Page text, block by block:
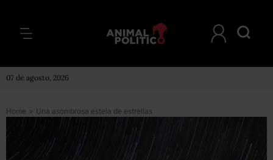
07 de agosto, 2026
Home > Una asombrosa estela de estrellas